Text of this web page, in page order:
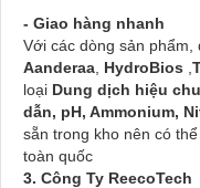
- Giao hàng nhanh
Với các dòng sản phẩm,
Aanderaa HydroBios
loại Dung dịch hiệu
dẫn, pH, Ammonium,
sẵn trong kho nên có
toàn quốc
3. Công Ty ReecoTech